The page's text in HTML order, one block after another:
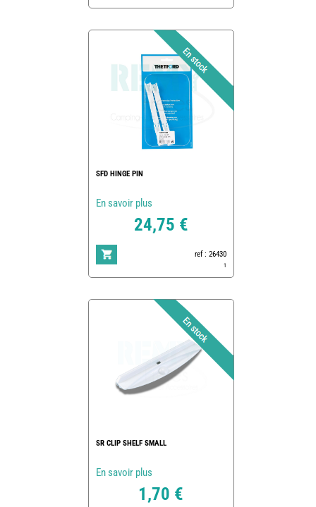
SFD HINGE PIN
En savoir plus
24,75 €
ref : 26430
1
SR CLIP SHELF SMALL
En savoir plus
1,70 €